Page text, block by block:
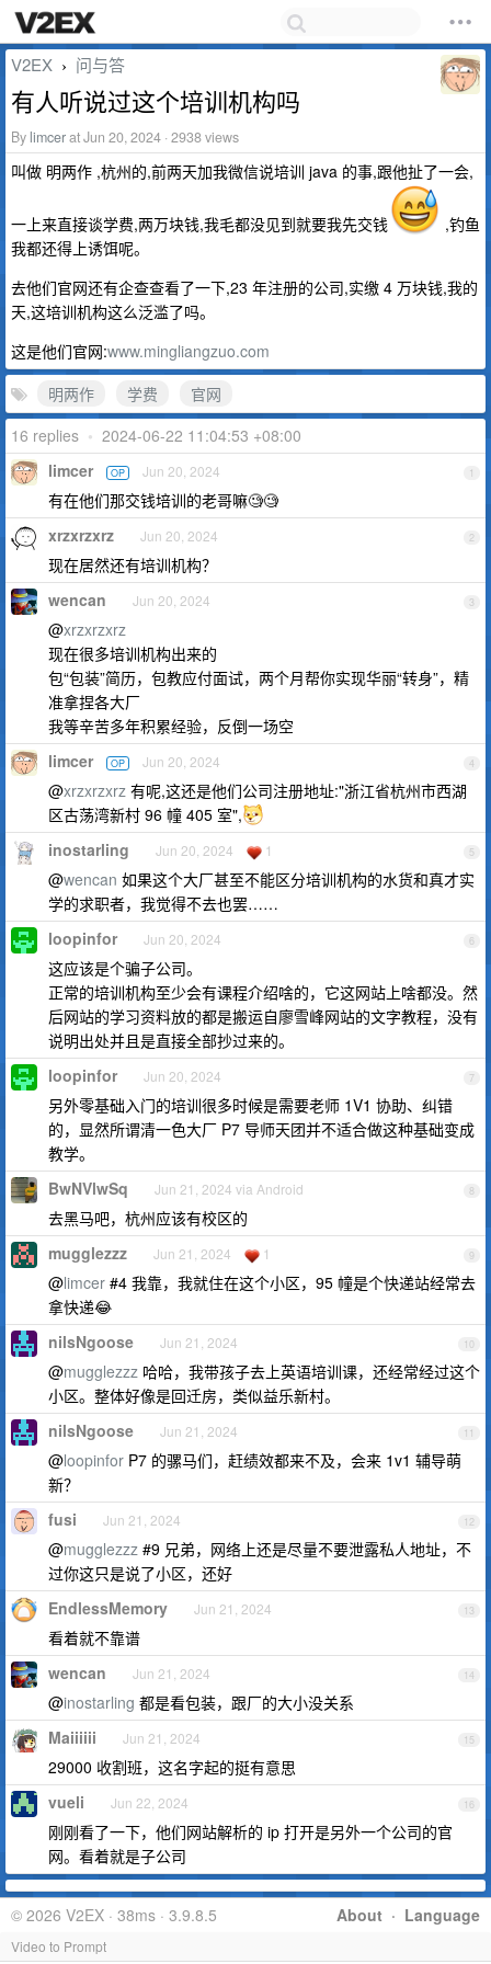
V2EX › 问与答
有人听说过这个培训机构吗
By limcerat Jun 20, 2024 · 2938 views
叫做 明两作 ,杭州的,前两天加我微信说培训 java 的事,跟他扯了一会,
一上来直接谈学费,两万块钱,我毛都没见到就要我先交钱
,钓鱼
我都还得上诱饵呢。
去他们官网还有企查查看了一下,23 年注册的公司,实缴 4 万块钱,我的
天,这培训机构这么泛滥了吗。
这是他们官网:www.mingliangzuo.com
明两作
学费
官网
16 replies • 2024-06-22 11:04:53 +08:00
1
limcer OP Jun 20, 2024
有在他们那交钱培训的老哥嘛🧐🧐
2
xrzxrzxrz Jun 20, 2024
现在居然还有培训机构？
3
wencan Jun 20, 2024
@xrzxrzxrz
现在很多培训机构出来的
包“包装”简历，包教应付面试，两个月帮你实现华丽“转身”，精
准拿捏各大厂
我等辛苦多年积累经验，反倒一场空
4
limcer OP Jun 20, 2024
@xrzxrzxrz 有呢,这还是他们公司注册地址:"浙江省杭州市西湖
区古荡湾新村 96 幢 405 室",
5
inostarling Jun 20, 2024 1
@wencan 如果这个大厂甚至不能区分培训机构的水货和真才实
学的求职者，我觉得不去也罢……
6
loopinfor Jun 20, 2024
这应该是个骗子公司。
正常的培训机构至少会有课程介绍啥的，它这网站上啥都没。然
后网站的学习资料放的都是搬运自廖雪峰网站的文字教程，没有
说明出处并且是直接全部抄过来的。
7
loopinfor Jun 20, 2024
另外零基础入门的培训很多时候是需要老师 1V1 协助、纠错
的，显然所谓清一色大厂 P7 导师天团并不适合做这种基础变成
教学。
8
BwNVlwSq Jun 21, 2024 via Android
去黑马吧，杭州应该有校区的
9
mugglezzz Jun 21, 2024 1
@limcer #4 我靠，我就住在这个小区，95 幢是个快递站经常去
拿快递😂
10
nilsNgoose Jun 21, 2024
@mugglezzz 哈哈，我带孩子去上英语培训课，还经常经过这个
小区。整体好像是回迁房，类似益乐新村。
11
nilsNgoose Jun 21, 2024
@loopinfor P7 的骡马们，赶绩效都来不及，会来 1v1 辅导萌
新？
12
fusi Jun 21, 2024
@mugglezzz #9 兄弟，网络上还是尽量不要泄露私人地址，不
过你这只是说了小区，还好
13
EndlessMemory Jun 21, 2024
看着就不靠谱
14
wencan Jun 21, 2024
@inostarling 都是看包装，跟厂的大小没关系
15
Maiiiiii Jun 21, 2024
29000 收割班，这名字起的挺有意思
16
vueli Jun 22, 2024
刚刚看了一下，他们网站解析的 ip 打开是另外一个公司的官
网。看着就是子公司
About · Language
© 2026 V2EX · 38ms · 3.9.8.5
Video to Prompt